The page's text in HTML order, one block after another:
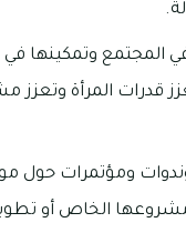
في المجتمع
قدرات المرأة وتعزز
ومؤتمرات حول
الخاص أو